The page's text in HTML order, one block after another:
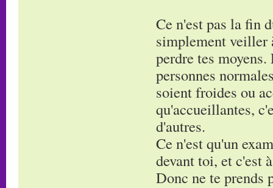
Ce n'est pas la fin
simplement veiller
perdre tes
personnes
soient froides ou
qu'accueillantes,
d'autres.
Ce n'est qu'un
devant toi, et c'est
Donc ne te prends